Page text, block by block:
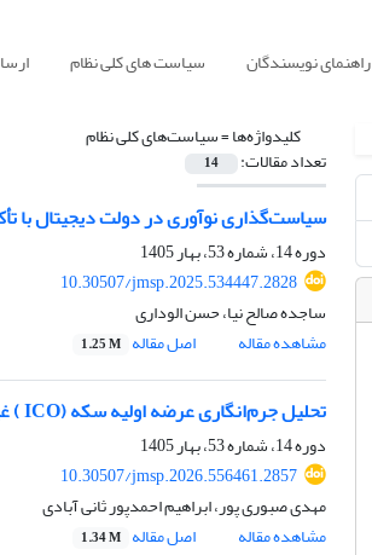
راهنمای نویسندگان سیاست های کلی نظام
کلیدواژه‌ها =سیاست‌های کلی نظام
تعداد مقالات: 14
سیاست‌گذاری نوآوری در دولت دیجیتال با
دوره 14، شماره 53، بهار 1405
10.30507/jmsp.2025.534447.2828
ساجده صالح نیا، حسن الوداری
مشاهده مقاله
اصل مقاله 1.25 M
تحلیل جرم‌انگاری عرضه اولیه سکه (ICO ) غیرمجاز در پرتو سیاست‌های کلی نظام
دوره 14، شماره 53، بهار 1405
10.30507/jmsp.2026.556461.2857
مهدی صبوری پور، ابراهیم احمدپور ثانی آبادی
مشاهده مقاله
اصل مقاله 1.34 M